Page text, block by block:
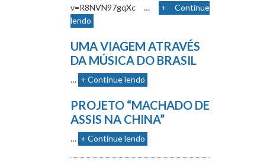
v=R8NVN97gqXc …
+ Continue
lendo
UMA VIAGEM ATRAVÉS
DA MÚSICA DO BRASIL
… + Continue lendo
PROJETO “MACHADO DE
ASSIS NA CHINA”
… + Continue lendo